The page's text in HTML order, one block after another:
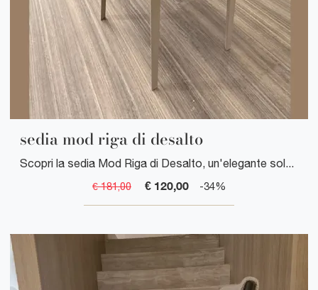
sedia mod riga di desalto
Scopri la sedia Mod Riga di Desalto, un'elegante soluzione di design italiano che unisce stile contemporaneo e comfort per arredare la tua casa con ...
€ 181,00 € 120,00 -34%